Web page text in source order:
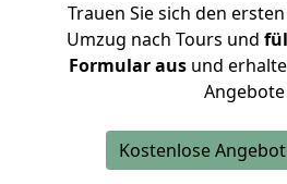
Trauen Sie sich den
Umzug nach Tours und
Formular ausund
Angebote
Kostenlose